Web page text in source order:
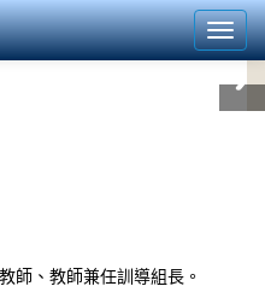
師、教師兼任訓導組長。